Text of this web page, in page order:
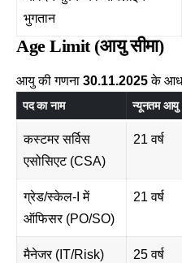
भुगतान
Age Limit (आयु सीमा)
आयु की गणना 30.11.2025के
पद का नाम न्यूनतम आयु
कस्टमर सर्विस
एसोसिएट (CSA)
21 वर्ष
ग्रेड/स्केल-I में
ऑफिसर (PO/SO)
21 वर्ष
मैनेजर (IT/Risk)
25 वर्ष